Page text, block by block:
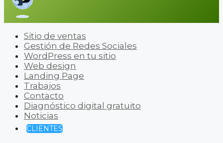
Sitio de ventas
Gestión de Redes Sociales
WordPress en tu sitio
Web design
Landing Page
Trabajos
Contacto
Diagnóstico digital gratuito
Noticias
CLIENTES